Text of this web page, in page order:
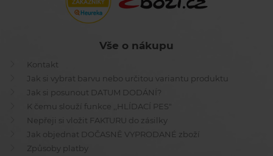
Vše o nákupu
Kontakt
Jak si vybrat barvu nebo určitou variantu produktu
Jak si posunout DATUM DODÁNÍ?
K čemu slouží funkce ,,HLÍDACÍ PES"
Nepřeji si vložit FAKTURU do zásilky
Jak objednat DOČASNĚ VYPRODANÉ zboží
Způsoby platby